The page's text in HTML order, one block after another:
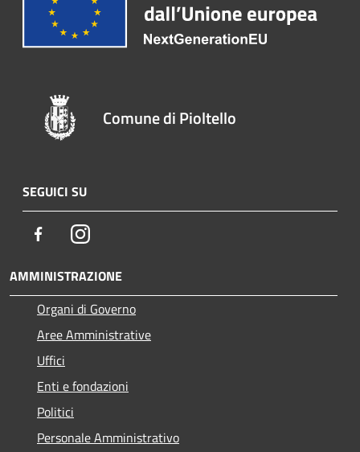
Comune di Pioltello
SEGUICI SU
FacebookInstagram
AMMINISTRAZIONE
Organi di Governo
Aree Amministrative
Uffici
Enti e fondazioni
Politici
Personale Amministrativo